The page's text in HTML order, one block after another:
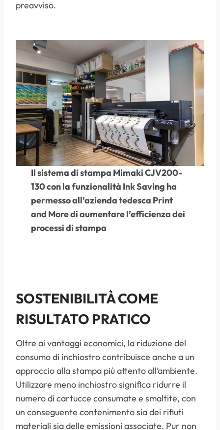
preavviso.
Il sistema di stampa Mimaki CJV200-
130 con la funzionalità Ink Saving ha
permesso all’azienda tedesca Print
and More di aumentare l’efficienza dei
processi di stampa
SOSTENIBILITÀ COME
RISULTATO PRATICO
Oltre ai vantaggi economici, la riduzione del
consumo di inchiostro contribuisce anche a un
approccio alla stampa più attento all’ambiente.
Utilizzare meno inchiostro significa ridurre il
numero di cartucce consumate e smaltite, con
un conseguente contenimento sia dei rifiuti
materiali sia delle emissioni associate. Pur non